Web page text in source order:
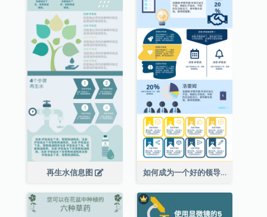
再生水信息图 如何成为一个好的领导者信息图